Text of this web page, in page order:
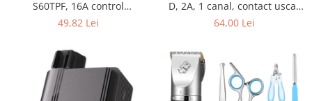
S60TPF, 16A control
Smartphone
49,82 Lei
D, 2A, 1 canal, contact uscat
AC-DC, Matter
64,00 Lei